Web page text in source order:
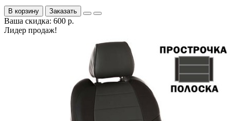
В корзину Заказать
Ваша скидка: 600 р.
Лидер продаж!